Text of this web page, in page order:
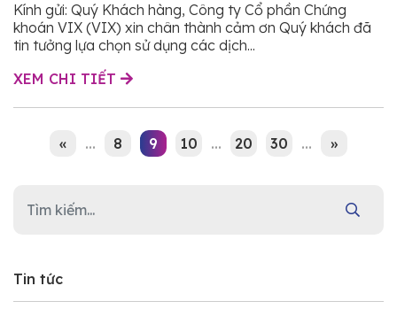
Tin tức
Kính gửi: Quý Khách hàng, Công ty Cổ phần Chứng
khoán VIX (VIX) xin chân thành cảm ơn Quý khách đã
tin tưởng lựa chọn sử dụng các dịch...
XEM CHI TIẾT
« ... 8 9 10 ... 20 30 ... »